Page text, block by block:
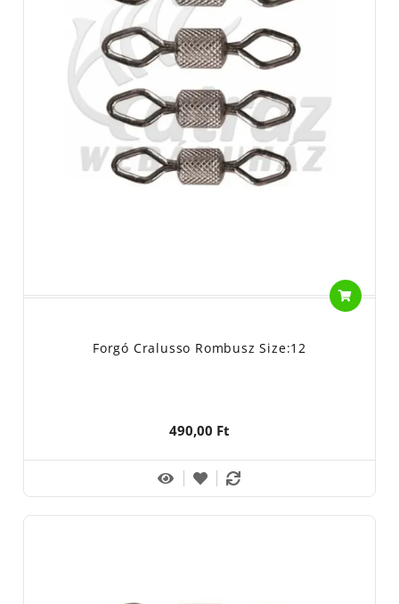
Forgó Cralusso Rombusz Size:12
490,00 Ft